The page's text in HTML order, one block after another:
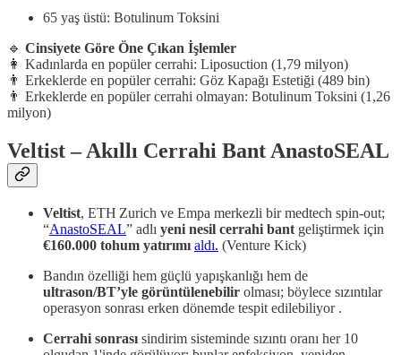
65 yaş üstü: Botulinum Toksini
🔹 Cinsiyete Göre Öne Çıkan İşlemler
👩 Kadınlarda en popüler cerrahi: Liposuction (1,79 milyon)
👨 Erkeklerde en popüler cerrahi: Göz Kapağı Estetiği (489 bin)
👨 Erkeklerde en popüler cerrahi olmayan: Botulinum Toksini (1,26
milyon)
Veltist – Akıllı Cerrahi Bant AnastoSEAL
Veltist, ETH Zurich ve Empa merkezli bir medtech spin‑out;
“AnastoSEAL” adlı yeni nesil cerrahi bant geliştirmek için
€160.000 tohum yatırımı aldı. (Venture Kick)
Bandın özelliği hem güçlü yapışkanlığı hem de
ultrason/BT’yle görüntülenebilir olması; böylece sızıntılar
operasyon sonrası erken dönemde tespit edilebiliyor .
Cerrahi sonrası sindirim sisteminde sızıntı oranı her 10